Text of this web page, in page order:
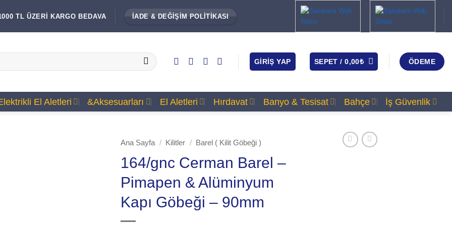
TL ÜZERİ KARGO BEDAVA İADE & DEĞİŞİM POLİTİKASI
GIRIŞ YAP SEPET /0,00₺ ÖDEME
El Aletleri &Aksesuarları El Aletleri Hırdavat Banyo & Tesisat Bahçe İş Güvenlik
Ana Sayfa / Kilitler / Barel ( Kilit Göbeği )
164/gnc Cerman Barel –
Pimapen & Alüminyum
Kapı Göbeği – 90mm